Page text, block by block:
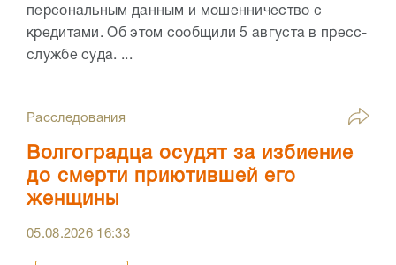
персональным данным и мошенничество с
кредитами. Об этом сообщили 5 августа в пресс-
службе суда. ...
Расследования
Волгоградца осудят за избиение
до смерти приютившей его
женщины
05.08.2026 16:33